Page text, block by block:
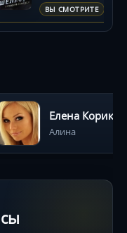
ВЫ СМОТРИТЕ
Елена
Алина